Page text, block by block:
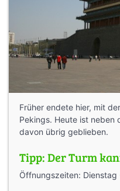
Früher endete hier, mit
Pekings. Heute ist neben
davon übrig geblieben.
Tipp: Der Turm
Öffnungszeiten: